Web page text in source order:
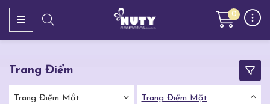
0
Trang Điểm
Trang Điểm Mắt Trang Điểm Mặt